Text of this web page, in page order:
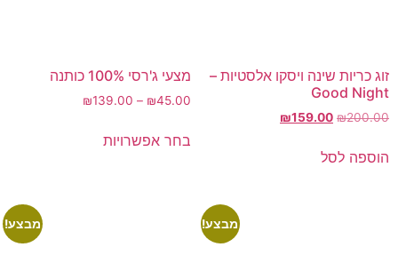
זוג כריות שינה ויסקו אלסטיות –
Good Night
₪200.00
₪159.00
הוספה לסל
מצעי ג'רסי 100% כותנה
₪45.00
–
₪139.00
בחר אפשרויות
מבצע! מבצע!